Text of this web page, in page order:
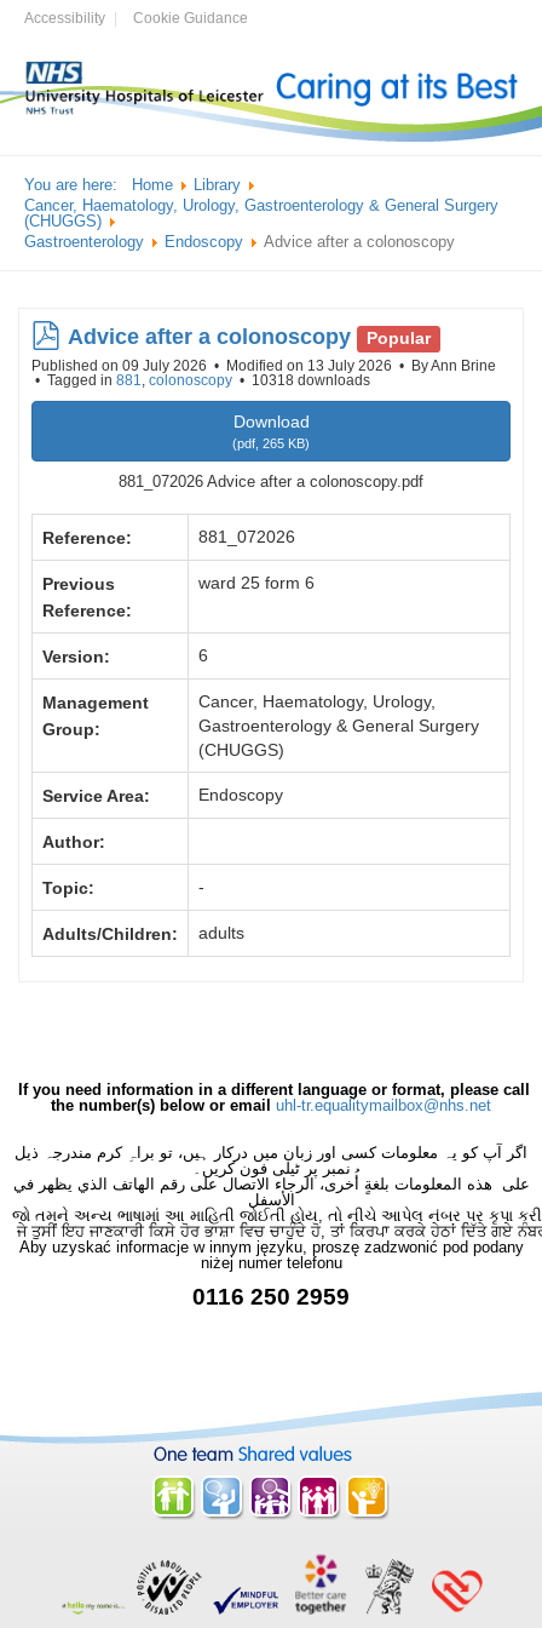
Accessibility Cookie Guidance
You are here: Home
Library
Cancer, Haematology, Urology, Gastroenterology & General Surgery
(CHUGGS)
Gastroenterology
Endoscopy Advice after a colonoscopy
pdf
Advice after a colonoscopy Popular
Published on 09 July 2026 Modified on 13 July 2026 ByAnn Brine
Tagged in 881, colonoscopy 10318 downloads
Download
(pdf, 265 KB)
881_072026 Advice after a colonoscopy.pdf
Reference: 881_072026
Previous
Reference:
ward 25 form 6
Version: 6
Management
Group:
Cancer, Haematology, Urology,
Gastroenterology & General Surgery
(CHUGGS)
Service Area: Endoscopy
Author:
Topic: -
Adults/Children: adults
If you need information in a different language or format, please call
the number(s) below or email uhl-tr.equalitymailbox@nhs.net
اگر آپ کو یہ معلومات کسی اور زبان میں درکار ہیں، تو براہِ کرم مندرجہ ذیل
نمبر پر ٹیلی فون کریں۔
على هذه المعلومات بلغةٍ أُخرى، الرجاء الاتصال على رقم الهاتف الذي يظهر في
الأسفل
જો તમને અન્ય ભાષામાં આ માહિતી જોઈતી હોય, તો નીચે આપેલ નંબર પર કૃપા કરી
ਜੇ ਤੁਸੀਂ ਇਹ ਜਾਣਕਾਰੀ ਕਿਸੇ ਹੋਰ ਭਾਸ਼ਾ ਵਿਚ ਚਾਹੁੰਦੇ ਹੋ, ਤਾਂ ਕਿਰਪਾ ਕਰਕੇ ਹੇਠਾਂ ਦਿੱਤੇ ਗਏ
Aby uzyskać informacje w innym języku, proszę zadzwonić pod podany
niżej numer telefonu
0116 250 2959